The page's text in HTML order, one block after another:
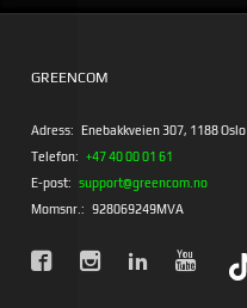
GREENCOM
Adress:
Enebakkveien 307, 1188 Oslo
Telefon: +47 40 00 01 61
E-post: support@greencom.no
Momsnr.: 928069249MVA